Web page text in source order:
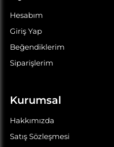
Hesabım
Giriş Yap
Beğendiklerim
Siparişlerim
Kurumsal
Hakkımızda
Satış Sözleşmesi